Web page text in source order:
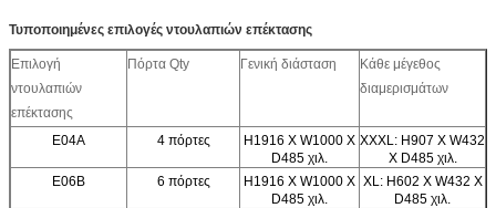
Τυποποιημένες επιλογές ντουλαπιών επέκτασης
Επιλογή
ντουλαπιών
επέκτασης
Πόρτα Qty Γενική διάσταση
Κάθε μέγεθος
διαμερισμάτων
E04A 4 πόρτες
H1916 Χ W1000 Χ
D485 χιλ.
XXXL: H907 Χ W432
Χ D485 χιλ.
E06B
6 πόρτες
H1916 Χ W1000 Χ
D485 χιλ.
XL: H602 Χ W432 Χ
D485 χιλ.